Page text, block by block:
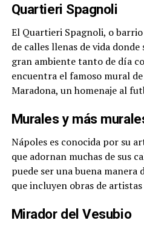
Quartieri Spagnoli
El Quartieri Spagnoli, o
de calles llenas de vida
gran ambiente tanto de día
encuentra el famoso mural
Maradona, un homenaje al
Murales y más
Nápoles es conocida por su
que adornan muchas de sus
puede ser una buena manera
que incluyen obras de artistas
Mirador del Vesubio